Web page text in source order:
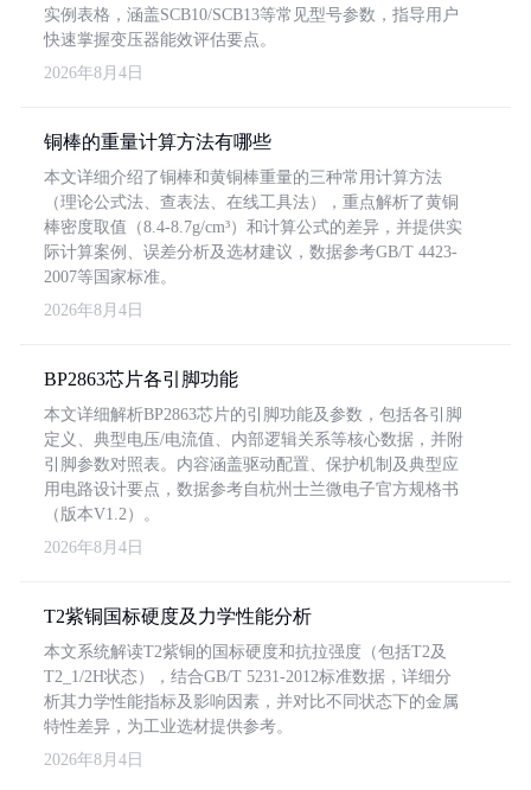
实例表格，涵盖SCB10/SCB13等常见型号参数，指导用户
快速掌握变压器能效评估要点。
2026年8月4日
铜棒的重量计算方法有哪些
本文详细介绍了铜棒和黄铜棒重量的三种常用计算方法
（理论公式法、查表法、在线工具法），重点解析了黄铜
棒密度取值（8.4-8.7g/cm³）和计算公式的差异，并提供实
际计算案例、误差分析及选材建议，数据参考GB/T 4423-
2007等国家标准。
2026年8月4日
BP2863芯片各引脚功能
本文详细解析BP2863芯片的引脚功能及参数，包括各引脚
定义、典型电压/电流值、内部逻辑关系等核心数据，并附
引脚参数对照表。内容涵盖驱动配置、保护机制及典型应
用电路设计要点，数据参考自杭州士兰微电子官方规格书
（版本V1.2）。
2026年8月4日
T2紫铜国标硬度及力学性能分析
本文系统解读T2紫铜的国标硬度和抗拉强度（包括T2及
T2_1/2H状态），结合GB/T 5231-2012标准数据，详细分
析其力学性能指标及影响因素，并对比不同状态下的金属
特性差异，为工业选材提供参考。
2026年8月4日